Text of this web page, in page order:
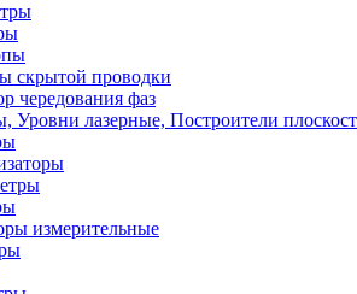
скрытой проводки
чередования фаз
Уровни лазерные, Построители
измерительные